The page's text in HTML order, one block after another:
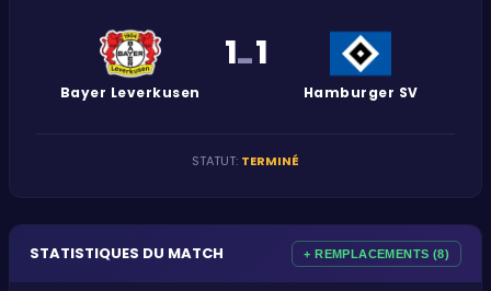
Bayer Leverkusen
1-1
Hamburger SV
STATUT: TERMINÉ
STATISTIQUES DU MATCH + REMPLACEMENTS (8)